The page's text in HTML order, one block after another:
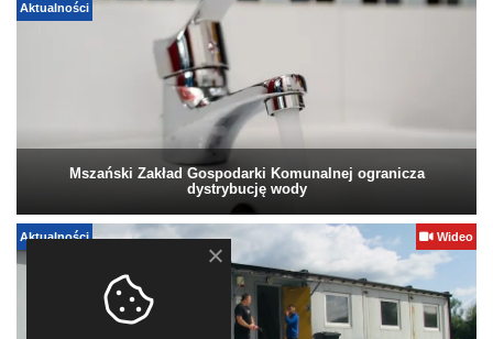
Aktualności
Mszański Zakład Gospodarki Komunalnej ogranicza
dystrybucję wody
Aktualności Wideo